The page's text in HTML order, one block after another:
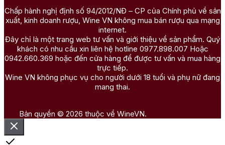
Chấp hành nghị định số 94/2012/NĐ – CP của Chính phủ về sản
xuất, kinh doanh rượu, Wine VN không mua bán rượu qua mạng
internet.
Đây chỉ là một trang web tư vấn và giới thiệu về sản phẩm. Quý
khách có nhu cầu xin liên hệ hotline 0977.898.007 Hoặc
0942.660.369 hoặc đến cửa hàng để được tư vấn và mua hàng
trực tiếp.
Wine VN không phục vụ cho người dưới 18 tuổi và phụ nữ đang
mang thai.
Bản quyền © 2026 thuộc về WineVN.